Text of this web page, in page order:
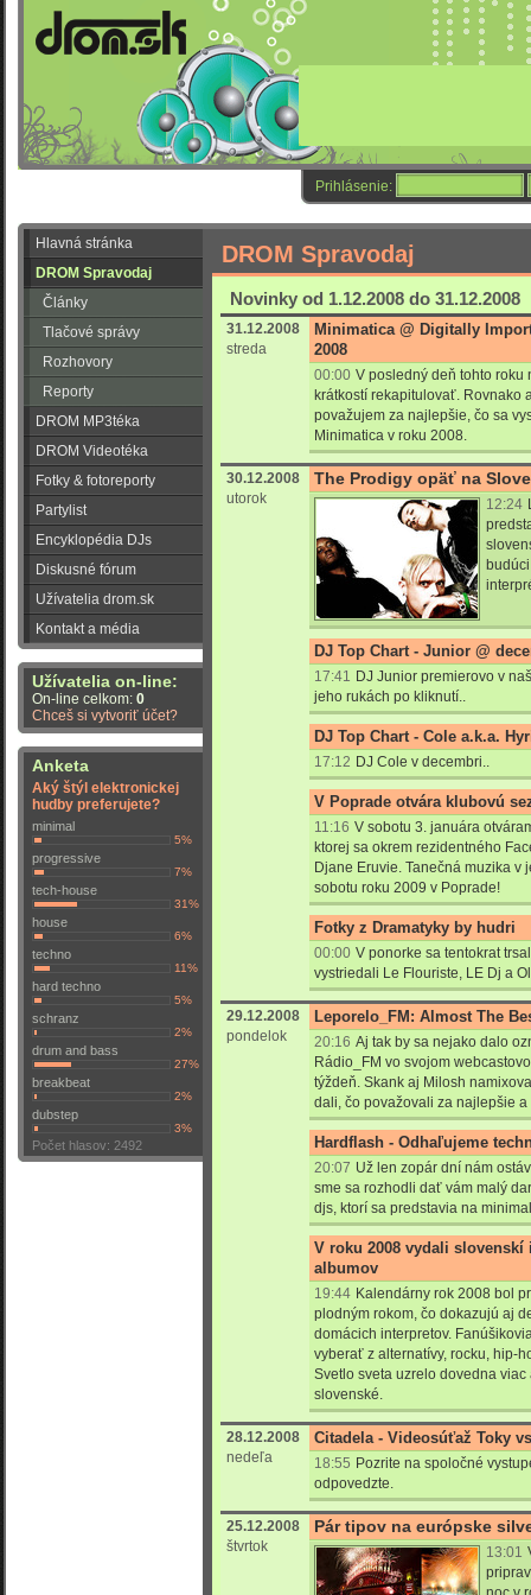
Prihlásenie:
Hlavná stránka
DROM Spravodaj
Články
Tlačové správy
Rozhovory
Reporty
DROM MP3téka
DROM Videotéka
Fotky & fotoreporty
Partylist
Encyklopédia DJs
Diskusné fórum
Užívatelia drom.sk
Kontakt a média
Užívatelia on-line:
On-line celkom: 0
Chceš si vytvoriť účet?
Anketa
Aký štýl elektronickej
hudby preferujete?
minimal
5%
progressive
7%
tech-house
31%
house
6%
techno
11%
hard techno
5%
schranz
2%
drum and bass
27%
breakbeat
2%
dubstep
3%
Počet hlasov: 2492
DROM Spravodaj
Novinky od 1.12.2008 do 31.12.2008
31.12.2008
streda
Minimatica @ Digitally
2008
00:00 V posledný deň tohto
krátkostí rekapitulovať. Rovnako
považujem za najlepšie, čo sa
Minimatica v roku 2008.
30.12.2008
utorok
The Prodigy opäť na
12:24
DJ Top Chart - Junior @
17:41 DJ Junior premierovo v
jeho rukách po kliknutí..
DJ Top Chart - Cole a.k.a.
17:12 DJ Cole v decembri..
V Poprade otvára klubovú
11:16 V sobotu 3. januára
ktorej sa okrem rezidentného
Djane Eruvie. Tanečná muzika v
sobotu roku 2009 v Poprade!
Fotky z Dramatyky by hudri
00:00 V ponorke sa tentokrat
vystriedali Le Flouriste, LE Dj a
29.12.2008
pondelok
Leporelo_FM: Almost The
20:16 Aj tak by sa nejako dalo
Rádio_FM vo svojom
týždeň. Skank aj Milosh
dali, čo považovali za najlepšie
Hardflash - Odhaľujeme
20:07 Už len zopár dní nám
sme sa rozhodli dať vám malý
djs, ktorí sa predstavia na
V roku 2008 vydali slovenskí
albumov
19:44 Kalendárny rok 2008 bol
plodným rokom, čo dokazujú aj
domácich interpretov.
vyberať z alternatívy, rocku, hip-
Svetlo sveta uzrelo dovedna
slovenské.
28.12.2008
nedeľa
Citadela - Videosúťaž Toky
18:55 Pozrite na spoločné
odpovedzte.
25.12.2008
štvrtok
Pár tipov na európske
13:01